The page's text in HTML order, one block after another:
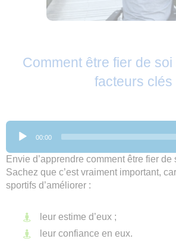
Comment être fier de
facteurs clés
Lecteur
audio
00:00
Envie d’apprendre comment être fier de
Sachez que c’est vraiment important,
sportifs d’améliorer :
leur estime d’eux ;
leur confiance en eux.